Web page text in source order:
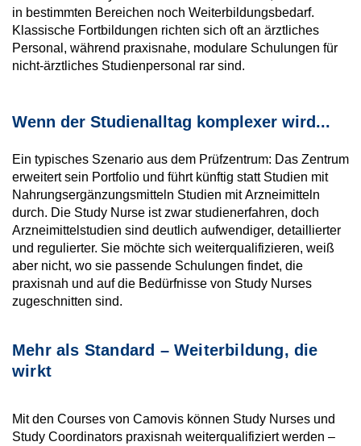
in bestimmten Bereichen noch Weiterbildungsbedarf.
Klassische Fortbildungen richten sich oft an ärztliches
Personal, während praxisnahe, modulare Schulungen für
nicht-ärztliches Studienpersonal rar sind.
Wenn der Studienalltag komplexer wird...
Ein typisches Szenario aus dem Prüfzentrum: Das Zentrum
erweitert sein Portfolio und führt künftig statt Studien mit
Nahrungsergänzungsmitteln Studien mit Arzneimitteln
durch. Die Study Nurse ist zwar studienerfahren, doch
Arzneimittelstudien sind deutlich aufwendiger, detaillierter
und regulierter. Sie möchte sich weiterqualifizieren, weiß
aber nicht, wo sie passende Schulungen findet, die
praxisnah und auf die Bedürfnisse von Study Nurses
zugeschnitten sind.
Mehr als Standard – Weiterbildung, die
wirkt
Mit den Courses von Camovis können Study Nurses und
Study Coordinators praxisnah weiterqualifiziert werden –